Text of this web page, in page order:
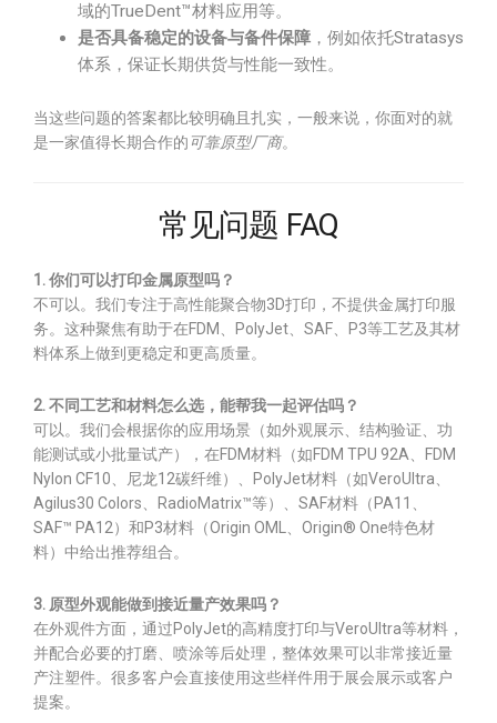
域的TrueDent™材料应用等。
是否具备稳定的设备与备件保障 ，例如依托Stratasys
体系，保证长期供货与性能一致性。
当这些问题的答案都比较明确且扎实，一般来说，你面对的就
是一家值得长期合作的 可靠原型厂商。
常见问题 FAQ
1. 你们可以打印金属原型吗？
不可以。我们专注于高性能聚合物3D打印，不提供金属打印服
务。这种聚焦有助于在FDM、PolyJet、SAF、P3等工艺及其材
料体系上做到更稳定和更高质量。
2. 不同工艺和材料怎么选，能帮我一起评估吗？
可以。我们会根据你的应用场景（如外观展示、结构验证、功
能测试或小批量试产），在FDM材料（如FDM TPU 92A、FDM
Nylon CF10、尼龙12碳纤维）、PolyJet材料（如VeroUltra、
Agilus30 Colors、RadioMatrix™等）、SAF材料（PA11、
SAF™ PA12）和P3材料（Origin OML、Origin® One特色材
料）中给出推荐组合。
3. 原型外观能做到接近量产效果吗？
在外观件方面，通过PolyJet的高精度打印与VeroUltra等材料，
并配合必要的打磨、喷涂等后处理，整体效果可以非常接近量
产注塑件。很多客户会直接使用这些样件用于展会展示或客户
提案。